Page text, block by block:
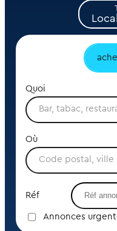
Quoi
Où
Réf
Annonces